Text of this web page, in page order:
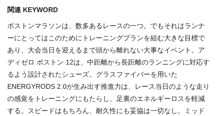
関連 KEYWORD
ボストンマラソンは、数多あるレースの一つ。でもそれはランナ
ーにとってはこのためにトレーニングプランを組む大きな目標で
あり、大会当日を迎えるまで頭から離れない大事なイベント。ア
ディゼロ ボストン 12は、中距離から長距離のランニングに対応す
るよう設計されたシューズ。グラスファイバーを用いた
ENERGYRODS 2.0が生み出す推進力は、レース当日のような走り
の感覚をトレーニングにもたらし、足裏のエネルギーロスを軽減
する。スピードはもちろん、耐久性にも妥協は一切なし。ミッド